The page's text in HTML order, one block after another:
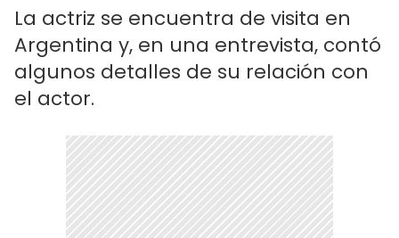
La actriz se encuentra de visita en
Argentina y, en una entrevista, contó
algunos detalles de su relación con
el actor.